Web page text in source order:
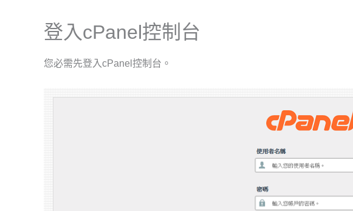
登入cPanel控制台
您必需先登入cPanel控制台。